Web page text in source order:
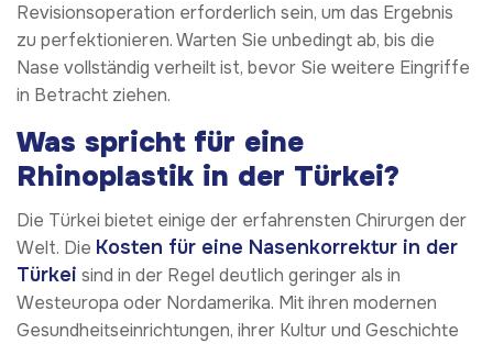
Revisionsoperation erforderlich sein, um das Ergebnis
zu perfektionieren. Warten Sie unbedingt ab, bis die
Nase vollständig verheilt ist, bevor Sie weitere Eingriffe
in Betracht ziehen.
Was spricht für eine
Rhinoplastik in der Türkei?
Die Türkei bietet einige der erfahrensten Chirurgen der
Welt. Die Kosten für eine Nasenkorrektur in der
Türkei sind in der Regel deutlich geringer als in
Westeuropa oder Nordamerika. Mit ihren modernen
Gesundheitseinrichtungen, ihrer Kultur und Geschichte